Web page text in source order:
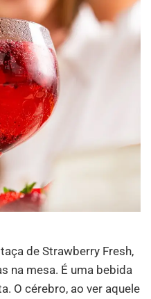
de Strawberry Fresh,
na mesa. É uma bebida
O cérebro, ao ver aquele